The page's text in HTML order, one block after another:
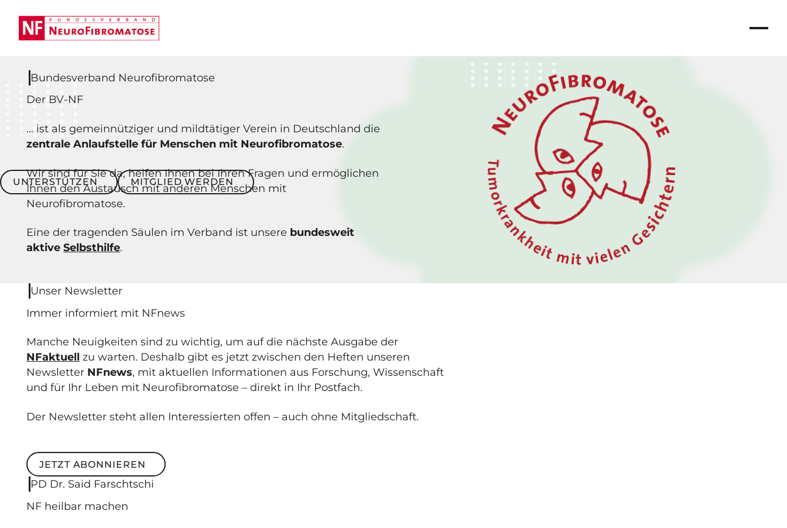
Bundesverband Neurofibromatose
Der BV-NF
... ist als gemeinnütziger und mildtätiger Verein in Deutschland die
zentrale Anlaufstelle für Menschen mit Neurofibromatose.
Wir sind für Sie da, helfen Ihnen bei Ihren Fragen und ermöglichen
Ihnen den Austausch mit anderen Menschen mit
Neurofibromatose.
Eine der tragenden Säulen im Verband ist unsere bundesweit
aktiveSelbsthilfe.
Unterstützen
UNTERSTÜTZEN Mitglied werden
MITGLIED WERDEN
Unser Newsletter
Immer informiert mit NFnews
Manche Neuigkeiten sind zu wichtig, um auf die nächste Ausgabe der
NFaktuell zu warten. Deshalb gibt es jetzt zwischen den Heften unseren
Newsletter NFnews, mit aktuellen Informationen aus Forschung, Wissenschaft
und für Ihr Leben mit Neurofibromatose – direkt in Ihr Postfach.
Der Newsletter steht allen Interessierten offen – auch ohne Mitgliedschaft.
Jetzt abonnieren
JETZT ABONNIEREN
PD Dr. Said Farschtschi
NF heilbar machen